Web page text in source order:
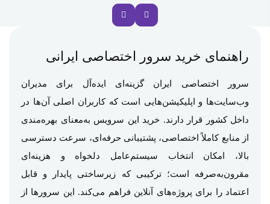
راهنمای خرید سرور اختصاصی ایرانی
سرور اختصاصی ایران گزینه‌ای ایده‌آل برای مدیران
وب‌سایت‌ها و اپلیکیشن‌هایی است که کاربران اصلی آن‌ها در
داخل کشور قرار دارند. خرید این سرویس به‌معنای بهره‌مندی
از منابع کاملاً اختصاصی، پشتیبانی حرفه‌ای، سرعت دسترسی
بالا، امکان انتخاب سیستم‌عامل دلخواه و هزینه‌ای
مقرون‌به‌صرفه است؛ ترکیبی که زیرساختی پایدار و قابل
اعتماد را برای پروژه‌های آنلاین فراهم می‌کند. این سرورها از